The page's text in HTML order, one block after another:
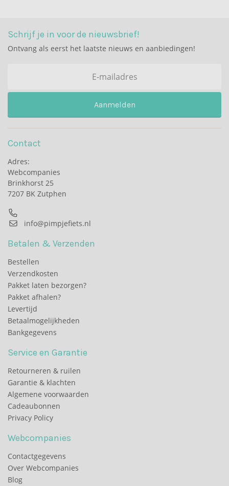
Schrijf je in voor de nieuwsbrief!
Ontvang als eerst het laatste nieuws en aanbiedingen!
Aanmelden
Contact
Adres:
Webcompanies
Brinkhorst 25
7207 BK Zutphen
info@pimpjefiets.nl
Betalen & Verzenden
Bestellen
Verzendkosten
Pakket laten bezorgen?
Pakket afhalen?
Levertijd
Betaalmogelijkheden
Bankgegevens
Service en Garantie
Retourneren & ruilen
Garantie & klachten
Algemene voorwaarden
Cadeaubonnen
Privacy Policy
Webcompanies
Contactgegevens
Over Webcompanies
Blog